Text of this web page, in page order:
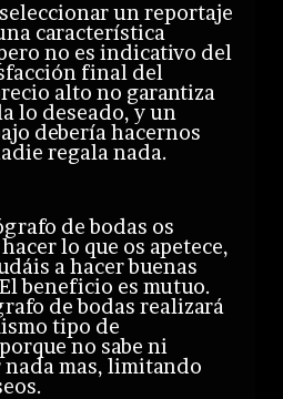
un reportaje
característica
no es indicativo del
final del
alto no garantiza
lo deseado, y un
debería hacernos
regala nada.
de bodas os
lo que os apetece,
a hacer buenas
beneficio es mutuo.
de bodas realizará
tipo de
no sabe ni
nada mas, limitando